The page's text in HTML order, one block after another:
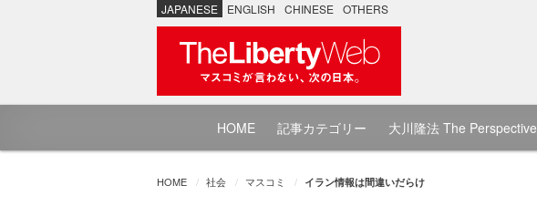
JAPANESE ENGLISH CHINESE OTHERS
HOME 記事カテゴリー 大川隆法 The Perspective
HOME 社会 マスコミ イラン情報は間違いだらけ